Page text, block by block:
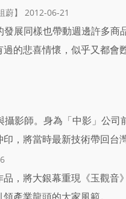
蔚】 2012-06-21
展同樣也帶動週邊許多商
的悲喜情懷，似乎又都會
影師。身為「中影」公司
，將當時最新技術帶回台灣
，將大銀幕重現《玉觀音